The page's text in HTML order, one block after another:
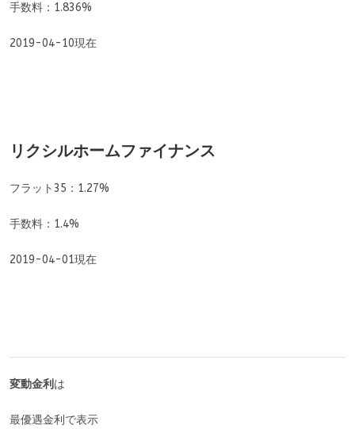
手数料：1.836%
2019-04-10現在
リクシルホームファイナンス
フラット35：1.27%
手数料：1.4%
2019-04-01現在
変動金利 は
最優遇金利で表示